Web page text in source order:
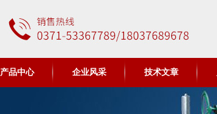
产品中心 企业风采 技术文章